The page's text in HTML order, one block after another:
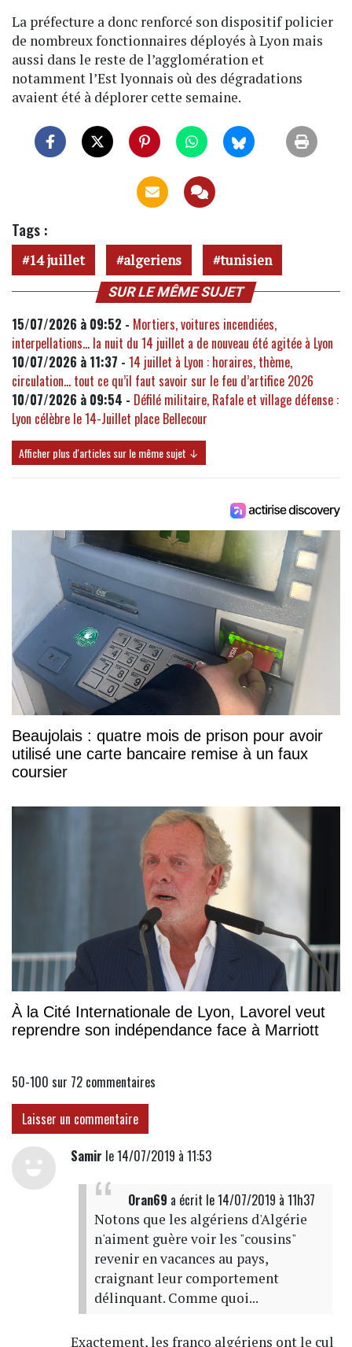
La préfecture a donc renforcé son dispositif policier
de nombreux fonctionnaires déployés à Lyon mais
aussi dans le reste de l’agglomération et
notamment l’Est lyonnais où des dégradations
avaient été à déplorer cette semaine.
Tags :
14 juillet algeriens tunisien
SUR LE MÊME SUJET
15/07/2026 à 09:52 - Mortiers, voitures incendiées,
interpellations... la nuit du 14 juillet a de nouveau été agitée à Lyon
10/07/2026 à 11:37 - 14 juillet à Lyon : horaires, thème,
circulation… tout ce qu’il faut savoir sur le feu d’artifice 2026
10/07/2026 à 09:54 - Défilé militaire, Rafale et village défense :
Lyon célèbre le 14-Juillet place Bellecour
Afficher plus d'articles sur le même sujet ↓
Beaujolais : quatre mois de prison pour avoir
utilisé une carte bancaire remise à un faux
coursier
À la Cité Internationale de Lyon, Lavorel veut
reprendre son indépendance face à Marriott
50-100 sur 72 commentaires
Laisser un commentaire
Samir le 14/07/2019 à 11:53
Oran69 a écrit le 14/07/2019 à 11h37
Notons que les algériens d'Algérie
n'aiment guère voir les "cousins"
revenir en vacances au pays,
craignant leur comportement
délinquant. Comme quoi...
Exactement, les franco algériens ont le cul